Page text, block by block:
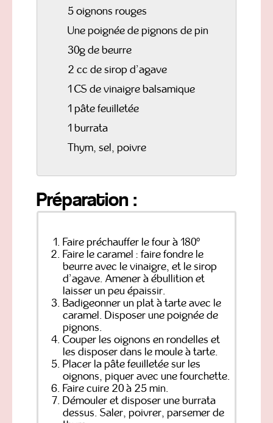
5 oignons rouges
Une poignée de pignons de pin
30g de beurre
2 cc de sirop d’agave
1 CS de vinaigre balsamique
1 pâte feuilletée
1 burrata
Thym, sel, poivre
Préparation :
Faire préchauffer le four à 180°
Faire le caramel : faire fondre le
beurre avec le vinaigre, et le sirop
d’agave. Amener à ébullition et
laisser un peu épaissir.
Badigeonner un plat à tarte avec le
caramel. Disposer une poignée de
pignons.
Couper les oignons en rondelles et
les disposer dans le moule à tarte.
Placer la pâte feuilletée sur les
oignons, piquer avec une fourchette.
Faire cuire 20 à 25 min.
Démouler et disposer une burrata
dessus. Saler, poivrer, parsemer de